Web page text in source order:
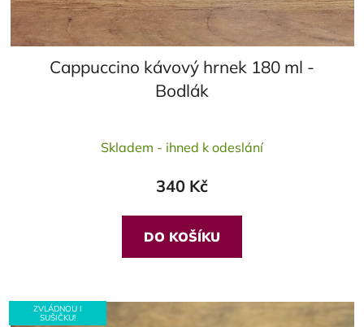
Cappuccino kávový hrnek 180 ml -
Bodlák
hodnocení
je
5,0
z
5
Skladem - ihned k odeslání
340 Kč
DO KOŠÍKU
ZVLÁDNOU I
SUŠIČKU!